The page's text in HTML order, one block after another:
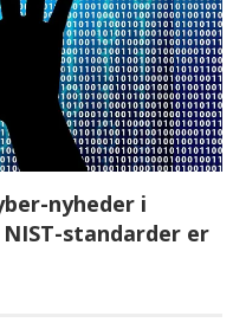
nyheder i
standarder er